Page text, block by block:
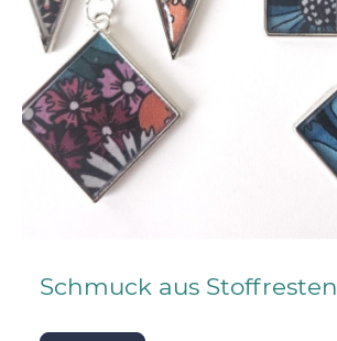
Schmuck aus Stoffresten